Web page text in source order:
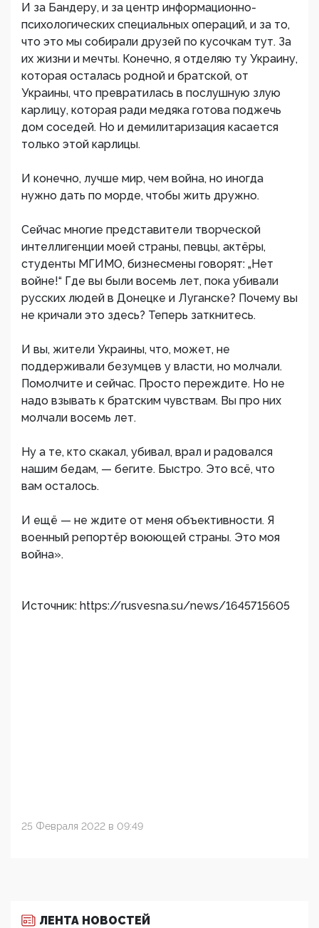
И за Бандеру, и за центр информационно-
психологических специальных операций, и за то,
что это мы собирали друзей по кусочкам тут. За
их жизни и мечты. Конечно, я отделяю ту Украину,
которая осталась родной и братской, от
Украины, что превратилась в послушную злую
карлицу, которая ради медяка готова поджечь
дом соседей. Но и демилитаризация касается
только этой карлицы.
И конечно, лучше мир, чем война, но иногда
нужно дать по морде, чтобы жить дружно.
Сейчас многие представители творческой
интеллигенции моей страны, певцы, актёры,
студенты МГИМО, бизнесмены говорят: „Нет
войне!“ Где вы были восемь лет, пока убивали
русских людей в Донецке и Луганске? Почему вы
не кричали это здесь? Теперь заткнитесь.
И вы, жители Украины, что, может, не
поддерживали безумцев у власти, но молчали.
Помолчите и сейчас. Просто переждите. Но не
надо взывать к братским чувствам. Вы про них
молчали восемь лет.
Ну а те, кто скакал, убивал, врал и радовался
нашим бедам, — бегите. Быстро. Это всё, что
вам осталось.
И ещё — не ждите от меня объективности. Я
военный репортёр воюющей страны. Это моя
война».
Источник: https://rusvesna.su/news/1645715605
25 Февраля 2022 в 09:49
ЛЕНТА НОВОСТЕЙ